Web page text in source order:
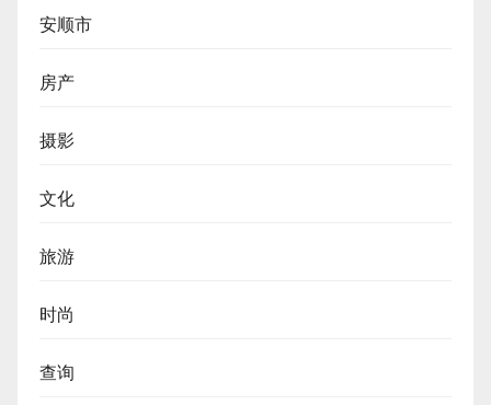
安顺市
房产
摄影
文化
旅游
时尚
查询